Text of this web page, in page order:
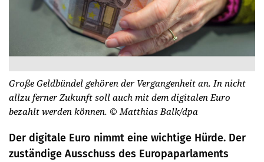
Große Geldbündel gehören der Vergangenheit an. In nicht
allzu ferner Zukunft soll auch mit dem digitalen Euro
bezahlt werden können. © Matthias Balk/dpa
Der digitale Euro nimmt eine wichtige Hürde. Der
zuständige Ausschuss des Europaparlaments